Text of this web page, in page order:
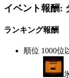
イベント報酬:
ランキング報酬
順位 1000位